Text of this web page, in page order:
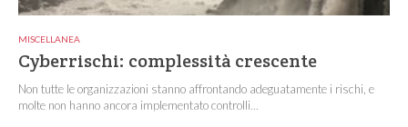
MISCELLANEA
Cyberrischi: complessità crescente
Non tutte le organizzazioni stanno affrontando adeguatamente i rischi, e
molte non hanno ancora implementato controlli...